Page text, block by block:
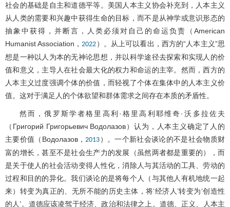
社会的基础是自主和道德平等。美国人本主义协会补充到，人本主义
从人类的需要和兴趣中获得生命的目标，而不是从神学或意识形态的
抽象中获得，并断言，人类必须对自己的命运负责（American
Humanist Association， 2022 ）。从上可以看出，西方的“人本主义”思
想是一种以人为本的无神论思想，并以科学途径去探索和实现人的价
值和意义，主导人在社会最大化的权力和命运的主宰。然而，西方的
人本主义过度强调个体的价值，而轻视了个体在集体中的人本主义价
值。这对于满足人的个体欲望和群体需求之间存在本质的矛盾性。
然而，俄罗斯学者格里高利·格里高利耶维奇·沃多拉佐夫
（Григорий Григорьевич Водолазов）认为，人本主义确定了人的
主要价值（Водолазов， 2013 ）。一个新社会谈论的不是社会物质财
富的增长，甚至不是社会生产力的发展（虽然两者都是重要的），而
是关于使人的社会活动变得人性化，消除人与其活动的工具、劳动的
过程和目的的异化。我们谈论的是将每个人（与其他人有机地统一起
来）转变为真正的、无所不能的历史主体，将‘经济人’转变为‘创造性
的人’。道德应该凌驾于经济、政治和法律之上。道德、正义、人本主